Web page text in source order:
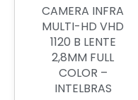
CAMERA INFRA
MULTI-HD VHD
1120 B LENTE
2,8MM FULL
COLOR –
INTELBRAS